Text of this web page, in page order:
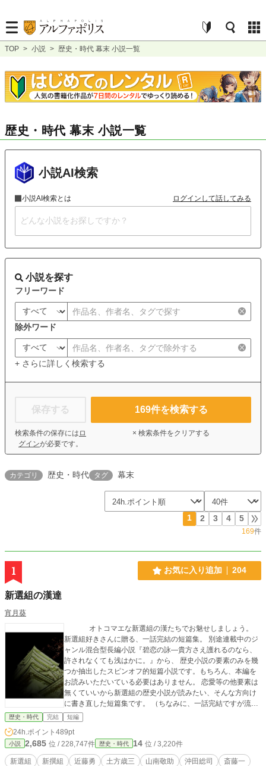
TOP > 小説 > 歴史・時代 幕末 小説一覧
歴史・時代 幕末 小説一覧
小説AI検索
小説AI検索とは ログインして話してみる
小説を探す
フリーワード
除外ワード
+ さらに詳しく検索する
保存する
検索条件の保存には ロ
グインが必要です。
169件を検索する
× 検索条件をクリアする
カテゴリ 歴史・時代 タグ 幕末
1 2 3 4 5
169件
1 お気に入り追加 204
新選組の漢達
宵月葵
オトコマエな新選組の漢たちでお魅せしましょう。
新選組好きさんに贈る、一話完結の短篇集。 別途連載中のジ
ャンル混合型長編小説『碧恋の詠―貴方さえ護れるのなら、
許されなくても浅はかに。』から、 歴史小説の要素のみを幾
つか抽出したスピンオフ的短篇小説です。もちろん、本編を
お読みいただいている必要はありません。 恋愛等の他要素は
無くていいから新選組の歴史小説が読みたい、そんな方向け
に書き直した短篇集です。 （ちなみに、一話完結ですが流れ
は作ってあります） 楽しんでいただけますように。
★ 本小説では…のかわりに・を好んで使用しております ―
歴史・時代 完結 短編
24h.ポイント 489pt
小説 2,685 位 / 228,747件 歴史・時代 14 位 / 3,220件
新選組 新撰組 近藤勇 土方歳三 山南敬助 沖田総司
斎藤一